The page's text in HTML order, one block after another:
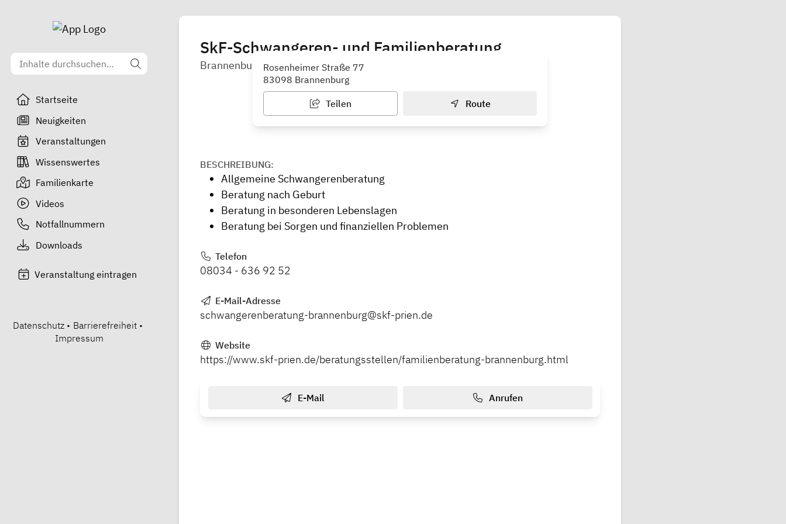
Startseite
Neuigkeiten
Veranstaltungen
Wissenswertes
Familienkarte
Videos
Notfallnummern
Downloads
Veranstaltung eintragen
Datenschutz • Barrierefreiheit •
Impressum
SkF-Schwangeren- und Familienberatung
Brannenburg
Rosenheimer Straße 77
83098 Brannenburg
Teilen Route
BESCHREIBUNG:
Allgemeine Schwangerenberatung
Beratung nach Geburt
Beratung in besonderen Lebenslagen
Beratung bei Sorgen und finanziellen Problemen
Telefon
08034 - 636 92 52
E-Mail-Adresse
schwangerenberatung-brannenburg@skf-prien.de
Website
https://www.skf-prien.de/beratungsstellen/familienberatung-brannenburg.html
E-Mail Anrufen